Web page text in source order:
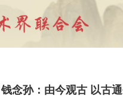
钱念孙：由今观古 以古